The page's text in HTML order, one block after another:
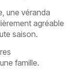
une véranda
agréable
saison.
famille.